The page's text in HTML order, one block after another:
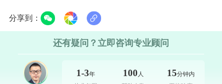
该校始建于1819年，学校校风向来相当严谨传
小班教育和精英教育，70年代曾与布
朗大学竞争美国常春藤大学的一个席位。
科尔盖特以文科著称，在大部分美国人心目
分享到：
还有疑问？立即咨询专业顾问
1-3年
100 人
15分钟内